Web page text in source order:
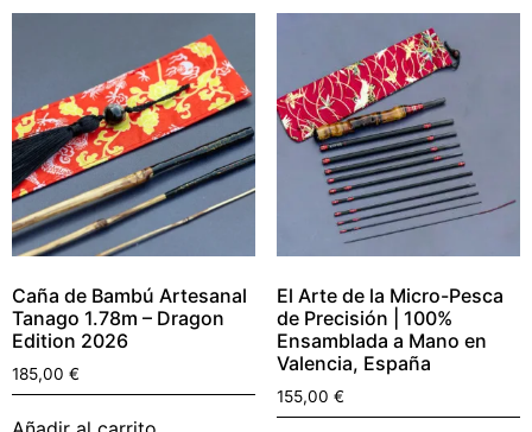
Caña de Bambú Artesanal
Tanago 1.78m – Dragon
Edition 2026
185,00 €
El Arte de la Micro-Pesca
de Precisión | 100%
Ensamblada a Mano en
Valencia, España
155,00 €